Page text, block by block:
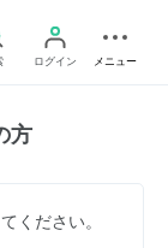
ログイン メニュー
方
ください。